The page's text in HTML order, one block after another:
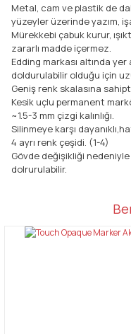
Metal, cam ve plastik de
yüzeyler üzerinde yazım,
Mürekkebi çabuk kurur,
zararlı madde içermez.
Edding markası altında
doldurulabilir olduğu için
Geniş renk skalasına
Kesik uçlu permanent
~1.5-3 mm çizgi kalınlığı.
Silinmeye karşı
4 ayrı renk çeşidi. (1-4)
Gövde değişikliği
dolrurulabilir.
Bu
Bu ürünün fiyat bilgisi,
tarafımıza iletebilirsiniz.